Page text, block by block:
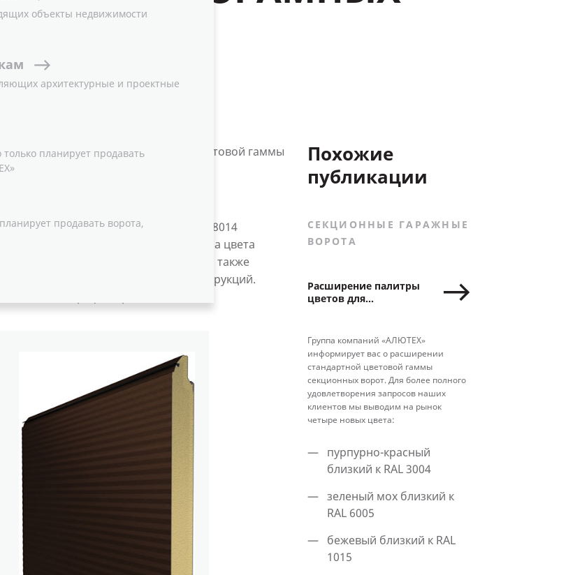
объекты недвижимости
архитектурные и проектные
планирует продавать
продавать ворота,
сэндвич-панелей и изменении цветовой гаммы
к стандартному цвету RAL8014
сэндвич-панели S-гофр и микроволна цвета
сочетаются с цветом кровли, а также
изготовления ограждающих конструкций.
Похожие
публикации
СЕКЦИОННЫЕ ГАРАЖНЫЕ
ВОРОТА
Расширение палитры
цветов для
Группа компаний «АЛЮТЕХ»
информирует вас о расширении
стандартной цветовой гаммы
секционных ворот. Для более полного
удовлетворения запросов наших
клиентов мы выводим на рынок
четыре новых цвета:
пурпурно-красный
близкий к RAL 3004
зеленый мох близкий к
RAL 6005
бежевый близкий к RAL
1015